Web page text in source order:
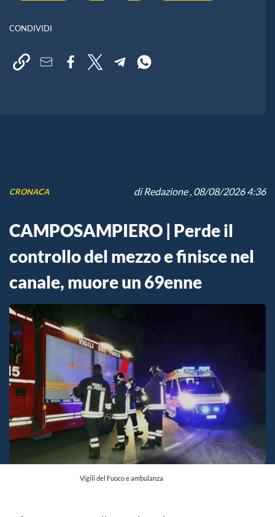
CONDIVIDI
CRONACA diRedazione, 08/08/2026 4:36
CAMPOSAMPIERO | Perde il
controllo del mezzo e finisce nel
canale, muore un 69enne
Vigili del Fuoco e ambulanza